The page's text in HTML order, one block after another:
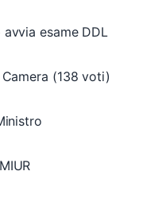
esame DDL
(138 voti)